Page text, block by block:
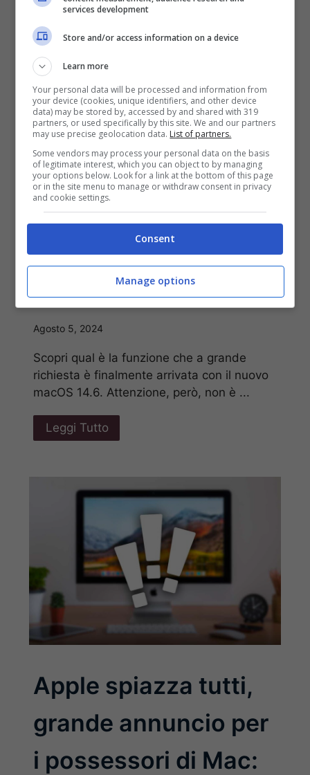
Il nuovo macOS 14.6
aggiunge una
funzione
richiestissima ma
non su tutti i mac: le
novità
Agosto 5, 2024
Scopri qual è la funzione che a grande
richiesta è finalmente arrivata con il nuovo
macOS 14.6. Attenzione, però, non è ...
Leggi Tutto
Apple spiazza tutti,
grande annuncio per
i possessori di Mac:
services development
Store and/or access information on a device
Learn more
Your personal data will be processed and information from
your device (cookies, unique identifiers, and other device
data) may be stored by, accessed by and shared with 319
partners, or used specifically by this site. We and our partners
may use precise geolocation data. List of partners.
Some vendors may process your personal data on the basis
of legitimate interest, which you can object to by managing
your options below. Look for a link at the bottom of this page
or in the site menu to manage or withdraw consent in privacy
and cookie settings.
Consent
Manage options